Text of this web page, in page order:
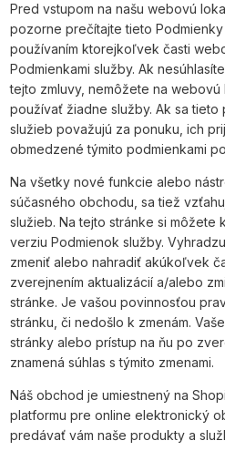
Pred vstupom na našu webovú
pozorne prečítajte tieto
používaním ktorejkoľvek časti
Podmienkami služby. Ak
tejto zmluvy, nemôžete na webovú
používať žiadne služby. Ak sa
služieb považujú za ponuku, ich
obmedzené týmito podmienkami
Na všetky nové funkcie alebo
súčasného obchodu, sa tiež
služieb. Na tejto stránke si
verziu Podmienok služby.
zmeniť alebo nahradiť akúkoľvek
zverejnením aktualizácií a/alebo
stránke. Je vašou povinnosťou
stránku, či nedošlo k zmenám.
stránky alebo prístup na ňu po
znamená súhlas s týmito zmenami.
Náš obchod je umiestnený na
platformu pre online elektronický
predávať vám naše produkty a